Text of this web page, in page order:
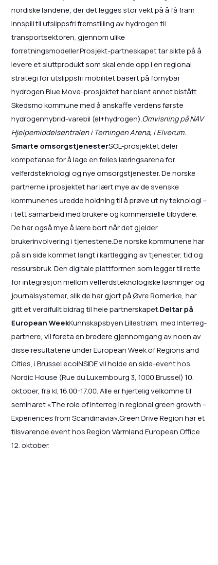
nordiske landene, der det legges stor vekt på å få fram
innspill til utslippsfri fremstilling av hydrogen til
transportsektoren, gjennom ulike
forretningsmodeller.Prosjekt-partneskapet tar sikte på å
levere et sluttprodukt som skal ende opp i en regional
strategi for utslippsfri mobilitet basert på fornybar
hydrogen.Blue Move-prosjektet har blant annet bistått
Skedsmo kommune med å anskaffe verdens første
hydrogenhybrid-varebil (el+hydrogen).Omvisning på NAV
Hjelpemiddelsentralen i Terningen Arena, i Elverum.
Smarte omsorgstjenesterSOL-prosjektet deler
kompetanse for å lage en felles læringsarena for
velferdsteknologi og nye omsorgstjenester. De norske
partnerne i prosjektet har lært mye av de svenske
kommunenes uredde holdning til å prøve ut ny teknologi –
i tett samarbeid med brukere og kommersielle tilbydere.
De har også mye å lære bort når det gjelder
brukerinvolvering i tjenestene.De norske kommunene har
på sin side kommet langt i kartlegging av tjenester, tid og
ressursbruk. Den digitale plattformen som legger til rette
for integrasjon mellom velferdsteknologiske løsninger og
journalsystemer, slik de har gjort på Øvre Romerike, har
gitt et verdifullt bidrag til hele partnerskapet.Deltar på
European WeekKunnskapsbyen Lillestrøm, med Interreg-
partnere, vil foreta en bredere gjennomgang av noen av
disse resultatene under European Week of Regions and
Cities, i Brussel.ecoINSIDE vil holde en side-event hos
Nordic House (Rue du Luxembourg 3, 1000 Brussel) 10.
oktober, fra kl. 16.00-17.00. Alle er hjertelig velkomne til
seminaret «The role of Interreg in regional green growth –
Experiences from Scandinavia».Green Drive Region har et
tilsvarende event hos Region Värmland European Office
12. oktober.